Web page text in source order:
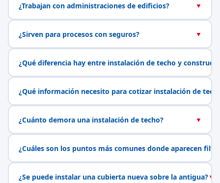
¿Trabajan con administraciones de edificios? ▼
¿Sirven para procesos con seguros? ▼
¿Qué diferencia hay entre instalación de techo y
¿Qué información necesito para cotizar instalación de
¿Cuánto demora una instalación de techo? ▼
¿Cuáles son los puntos más comunes donde aparecen
¿Se puede instalar una cubierta nueva sobre la antigua?▼